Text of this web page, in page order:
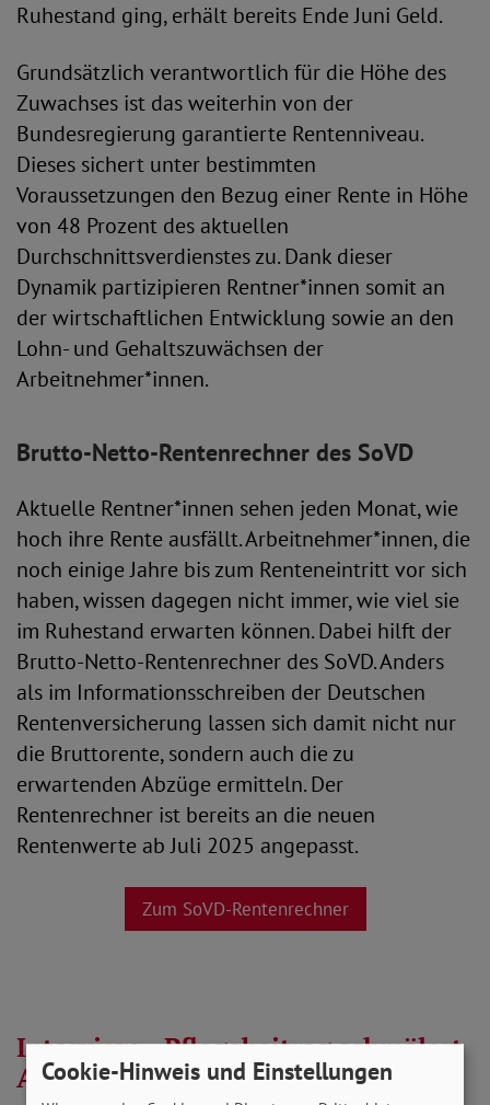
Ruhestand ging, erhält bereits Ende Juni Geld.
Grundsätzlich verantwortlich für die Höhe des
Zuwachses ist das weiterhin von der
Bundesregierung garantierte Rentenniveau.
Dieses sichert unter bestimmten
Voraussetzungen den Bezug einer Rente in Höhe
von 48 Prozent des aktuellen
Durchschnittsverdienstes zu. Dank dieser
Dynamik partizipieren Rentner*innen somit an
der wirtschaftlichen Entwicklung sowie an den
Lohn- und Gehaltszuwächsen der
Arbeitnehmer*innen.
Brutto-Netto-Rentenrechner des SoVD
Aktuelle Rentner*innen sehen jeden Monat, wie
hoch ihre Rente ausfällt. Arbeitnehmer*innen, die
noch einige Jahre bis zum Renteneintritt vor sich
haben, wissen dagegen nicht immer, wie viel sie
im Ruhestand erwarten können. Dabei hilft der
Brutto-Netto-Rentenrechner des SoVD. Anders
als im Informationsschreiben der Deutschen
Rentenversicherung lassen sich damit nicht nur
die Bruttorente, sondern auch die zu
erwartenden Abzüge ermitteln. Der
Rentenrechner ist bereits an die neuen
Rentenwerte ab Juli 2025 angepasst.
Zum SoVD-Rentenrechner
Interview – Pflegebeitrag schmälert
Anstieg
Cookie-Hinweis und Einstellungen